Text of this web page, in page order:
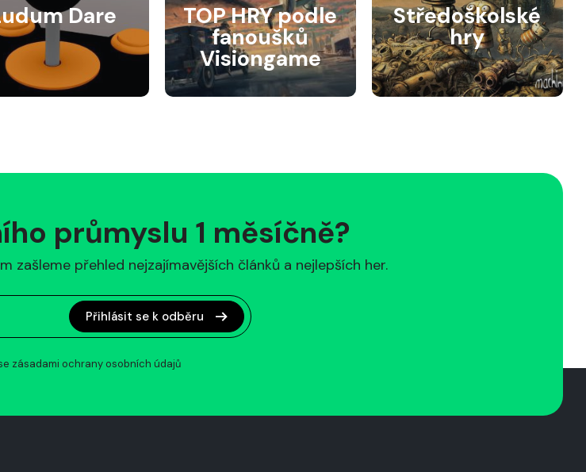
Dare TOP HRY podle
fanoušků
Visiongame
Středoškolské
hry
průmyslu 1 měsíčně?
zašleme přehled nejzajímavějších článků a nejlepších her.
Přihlásit se k odběru
zásadami ochrany osobních údajů